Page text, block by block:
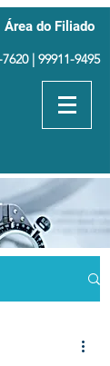
Área do Filiado
| 99911-9495